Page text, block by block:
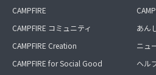
CAMPFIRE
CAMPFIRE コミュニティ
CAMPFIRE Creation
CAMPFIRE for Social Good
あん
ニュ
ヘル